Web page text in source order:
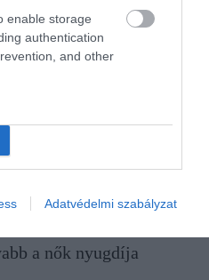
enable storage
authentication
and other
Adatvédelmi szabályzat
a nők nyugdíja